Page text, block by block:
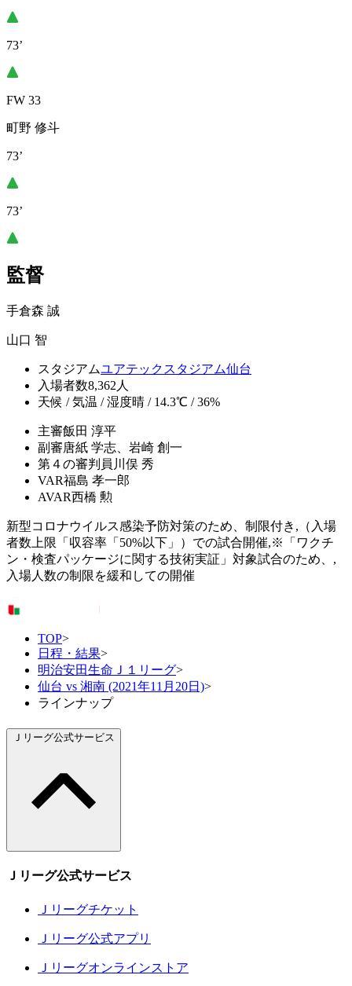
73’
FW 33
町野 修斗
73’
73’
監督
手倉森 誠
山口 智
スタジアムユアテックスタジアム仙台
入場者数8,362人
天候 / 気温 / 湿度晴 / 14.3℃ / 36%
主審飯田 淳平
副審唐紙 学志、岩崎 創一
第４の審判員 川俣 秀
VAR福島 孝一郎
AVAR西橋 勲
新型コロナウイルス感染予防対策のため、制限付き,（入場
者数上限「収容率「50%以下」）での試合開催,※「ワクチ
ン・検査パッケージに関する技術実証」対象試合のため、,
入場人数の制限を緩和しての開催
TOP>
日程・結果>
明治安田生命Ｊ１リーグ>
仙台 vs 湘南 (2021年11月20日)>
ラインナップ
Ｊリーグ公式サービス
Ｊリーグ公式サービス
Ｊリーグチケット
Ｊリーグ公式アプリ
Ｊリーグオンラインストア